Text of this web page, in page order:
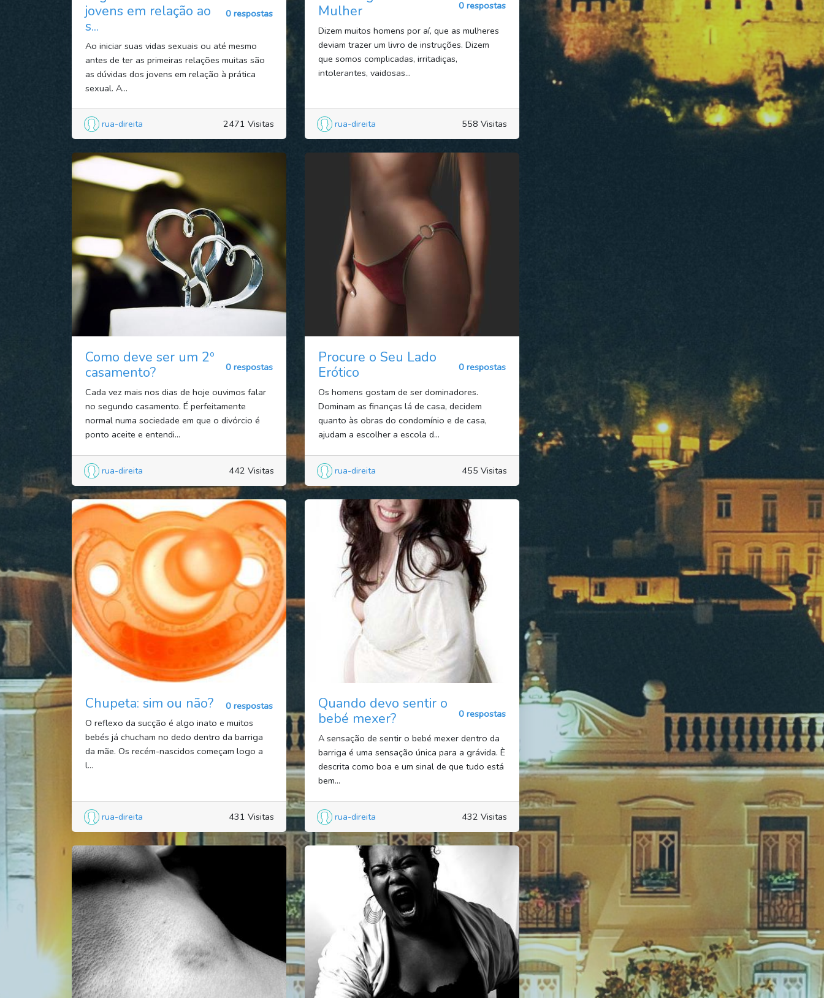
jovens em relação ao
s...
0 respostas
Ao iniciar suas vidas sexuais ou até mesmo
antes de ter as primeiras relações muitas são
as dúvidas dos jovens em relação à prática
sexual. A...
rua-direita 2471 Visitas
Mulher
0 respostas
Dizem muitos homens por aí, que as mulheres
deviam trazer um livro de instruções. Dizem
que somos complicadas, irritadiças,
intolerantes, vaidosas...
rua-direita 558 Visitas
Como deve ser um 2º
casamento?
0 respostas
Cada vez mais nos dias de hoje ouvimos falar
no segundo casamento. É perfeitamente
normal numa sociedade em que o divórcio é
ponto aceite e entendi...
rua-direita 442 Visitas
Procure o Seu Lado
Erótico
0 respostas
Os homens gostam de ser dominadores.
Dominam as finanças lá de casa, decidem
quanto às obras do condomínio e de casa,
ajudam a escolher a escola d...
rua-direita 455 Visitas
Chupeta: sim ou não?
0 respostas
O reflexo da sucção é algo inato e muitos
bebés já chucham no dedo dentro da barriga
da mãe. Os recém-nascidos começam logo a
l...
rua-direita 431 Visitas
Quando devo sentir o
bebé mexer?
0 respostas
A sensação de sentir o bebé mexer dentro da
barriga é uma sensação única para a grávida. È
descrita como boa e um sinal de que tudo está
bem...
rua-direita 432 Visitas